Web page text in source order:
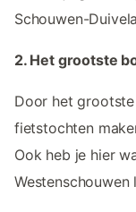
Schouwen-
2. Het grootste
Door het
fietstochten
Ook heb je hier